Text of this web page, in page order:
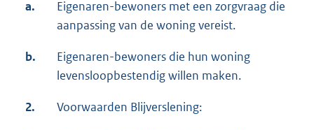
a.
Eigenaren-bewoners met een zorgvraag die
aanpassing van de woning vereist.
b.
Eigenaren-bewoners die hun woning
levensloopbestendig willen maken.
2. Voorwaarden Blijverslening: